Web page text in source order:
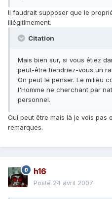
Il faudrait supposer que le
illégitimement.
Citation
Mais bien sur, si vous étiez
peut-être tiendriez-vous un
On peut le penser. Le milieu
l'Homme ne cherchant par
personnel.
Oui peut être mais là je vois pas
remarques.
h16
Posté 24 avril 2007